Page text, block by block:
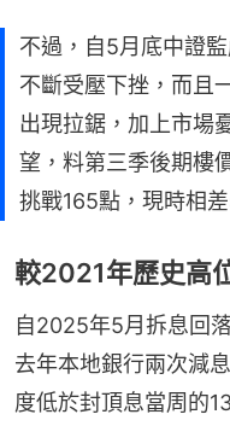
不過，自5月底中證
不斷受壓下挫，而且
出現拉鋸，加上市場
望，料第三季後期樓
挑戰165點，現時相
較2021年歷史高
自2025年5月拆息回
去年本地銀行兩次減
度低於封頂息當周的